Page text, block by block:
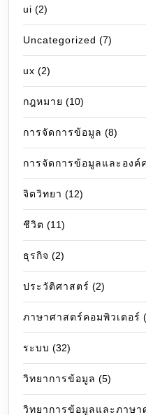
ui (2)
Uncategorized (7)
ux (2)
กฎหมาย (10)
การจัดการข้อมูล (8)
การจัดการข้อมูลและองค์
จิตวิทยา (12)
ชีวิต (11)
ธุรกิจ (2)
ประวัติศาสตร์ (2)
ภาษาศาสตร์คอมพิวเตอร์
ระบบ (32)
วิทยาการข้อมูล (5)
วิทยาการข้อมูลและภาษา